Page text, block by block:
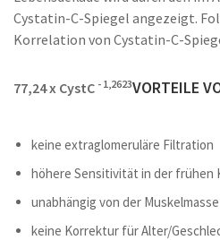
Cystatin-C-Spiegel angezeigt.
Korrelation von Cystatin-C-
77,24 x CystC - 1,2623VORTEILE
keine extraglomeruläre Filtration
höhere Sensitivität in der frühen
unabhängig von der Muskelmasse
keine Korrektur für Alter/